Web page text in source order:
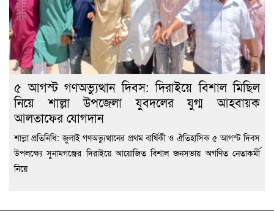
৫ আগস্ট গণঅভ্যুত্থান দিবস: দিরাইয়ে বিশাল মিছিল
নিয়ে শাল্লা উপজেলা যুবদলের যুগ্ম আহবায়ক
আলতাফের যোগদান
শাল্লা প্রতিনিধি: জুলাই গণঅভ্যুত্থানের প্রথম বার্ষিকী ও ঐতিহাসিক ৫ আগস্ট দিবস
উপলক্ষ্যে সুনামগঞ্জের দিরাইয়ে আয়োজিত বিশাল জনসভায় অগণিত নেতাকর্মী
নিয়ে